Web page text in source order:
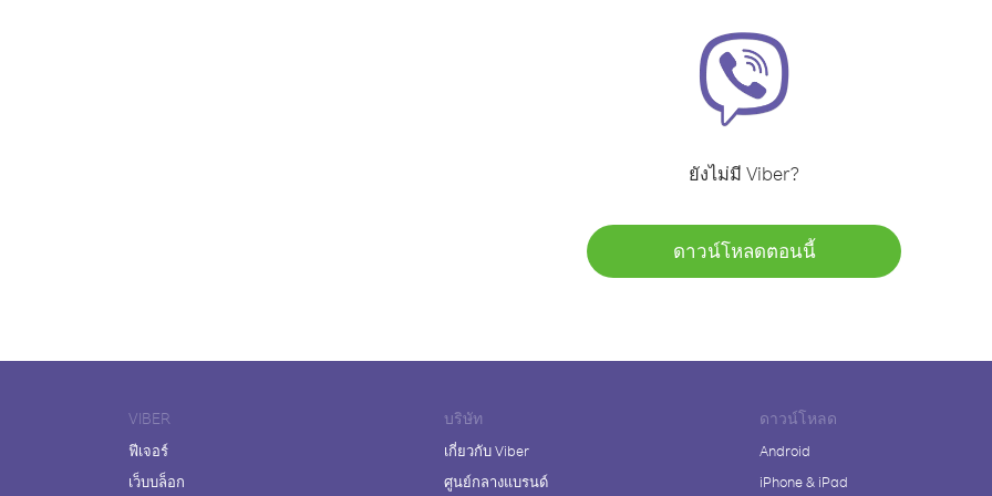
ยังไม่มี Viber?
ดาวน์โหลดตอนนี้
VIBER
ฟีเจอร์
เว็บบล็อก
บริษัท
เกี่ยวกับ Viber
ศูนย์กลางแบรนด์
ดาวน์โหลด
Android
iPhone & iPad